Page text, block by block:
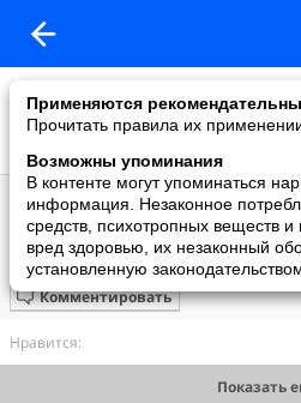
Применяются
Прочитать правила их
Возможны упоминания
В контенте могут упоминаться
информация. Незаконное
средств, психотропных веществ и
вред здоровью, их незаконный
установленную
Людмила
добавила видео
29.08.2016
Одесская народная . Семь-сорок..
Комментировать
Нравится:
Показать